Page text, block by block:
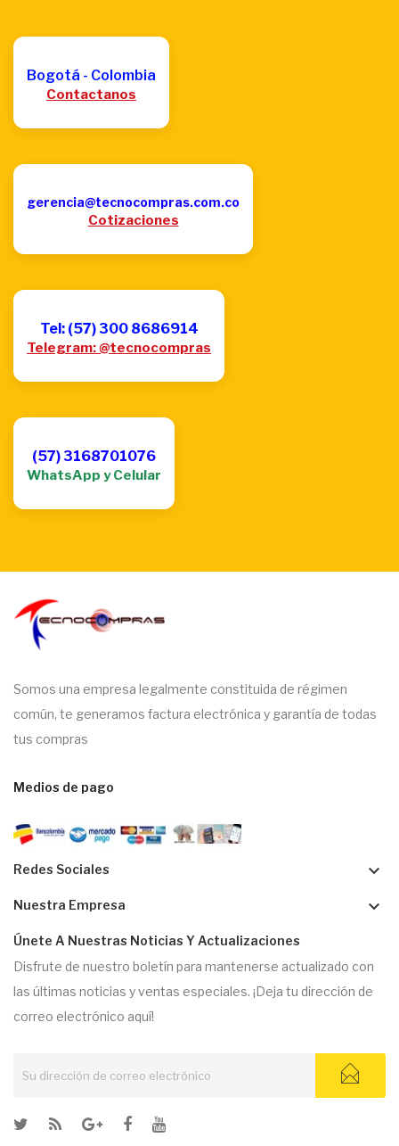
Bogotá - Colombia
Contactanos
gerencia@tecnocompras.com.co
Cotizaciones
Tel: (57) 300 8686914
Telegram: @tecnocompras
(57) 3168701076
WhatsApp y Celular
Somos una empresa legalmente constituida de régimen
común, te generamos factura electrónica y garantía de todas
tus compras
Medios de pago
Redes Sociales keyboard_arrow_down
Nuestra Empresa keyboard_arrow_down
Únete A Nuestras Noticias Y Actualizaciones
Disfrute de nuestro boletín para mantenerse actualizado con
las últimas noticias y ventas especiales. ¡Deja tu dirección de
correo electrónico aquí!